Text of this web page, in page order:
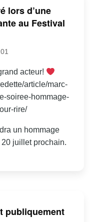
lors d’une
au Festival
acteur!
article/marc-
soiree-hommage-
rire/
un hommage
juillet prochain.
publiquement